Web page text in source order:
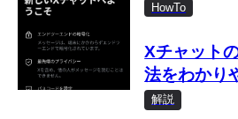
HowTo
Xチャット
法をわかり
解説